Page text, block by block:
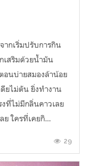
ากเริ่มปรับการกิน
เสริมด้วยน้ำมัน
อนบ่ายสมองล้าน้อย
ยไม่ตัน ยิ่งทำงาน
ที่ไม่มีกลิ่นคาวเลย
ใครที่เคยกิ...
29